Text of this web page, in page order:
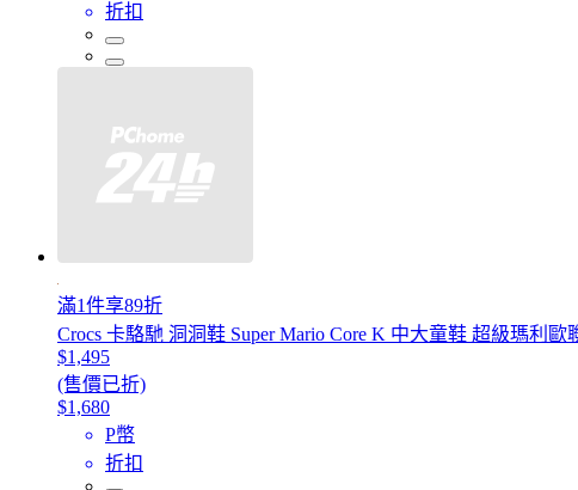
折扣
滿1件享89折
Crocs 卡駱馳 洞洞鞋 Super Mario Core K 中大童鞋 超級瑪利歐
$1,495
(售價已折)
$1,680
P幣
折扣